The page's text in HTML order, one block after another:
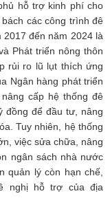
hỗ trợ kinh phí cho
các công trình đê
đến năm 2024 là
Phát triển nông thôn
rủi ro lũ lụt thích ứng
Ngân hàng phát triển
cấp hệ thống đê
đồng để đầu tư, nâng
Tuy nhiên, hệ thống
việc sửa chữa, nâng
ngân sách nhà nước
quản lý còn hạn chế,
nghị hỗ trợ của địa